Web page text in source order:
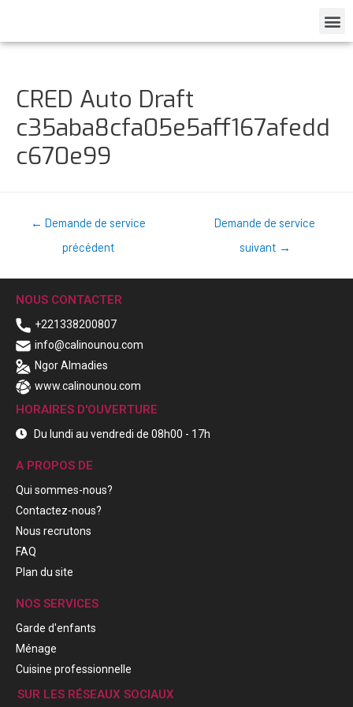
CRED Auto Draft
c35aba8cfa05e5aff167afedd
c670e99
← Demande de service
précédent
Demande de service
suivant →
NOUS CONTACTER
+221338200807
info@calinounou.com
Ngor Almadies
www.calinounou.com
HORAIRES D'OUVERTURE
Du lundi au vendredi de 08h00 - 17h
A PROPOS DE
Qui sommes-nous?
Contactez-nous?
Nous recrutons
FAQ
Plan du site
NOS SERVICES
Garde d'enfants
Ménage
Cuisine professionnelle
SUR LES RÉSEAUX SOCIAUX